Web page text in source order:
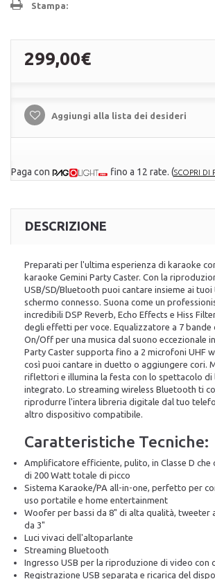
Stampa:
299,00€
Aggiungi alla lista dei desideri
Paga con fino a 12 rate. (SCOPRI DI
DESCRIZIONE
Preparati per l'ultima esperienza di karaoke
karaoke Gemini Party Caster. Con la
USB/SD/Bluetooth puoi cantare insieme ai tuoi
schermo connesso. Suona come un
incredibili DSP Reverb, Echo Effects e Hiss
degli effetti per voce. Equalizzatore a 7 bande
On/Off per una musica dal suono eccezionale
Party Caster supporta fino a 2 microfoni UHF
così puoi cantare in duetto o aggiungere cori.
riflettori e illumina la festa con lo spettacolo di
integrato. Lo streaming wireless Bluetooth ti
riprodurre l'intera libreria digitale dal tuo
altro dispositivo compatibile.
Caratteristiche Tecniche:
Amplificatore efficiente, pulito, in Classe D
di 200 Watt totale di picco
Sistema Karaoke/PA all-in-one, perfetto per
uso portatile e home entertainment
Woofer per bassi da 8" di alta qualità, tweeter
da 3"
Luci vivaci dell'altoparlante
Streaming Bluetooth
Ingresso USB per la riproduzione di video con
Registrazione USB separata e ricarica del